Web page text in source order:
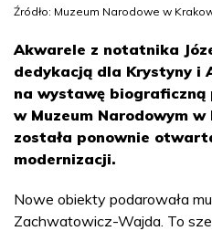
Źródło: Muzeum Narodowe w
Akwarele z notatnika
dedykacją dla Krystyny i
na wystawę biograficzną
w Muzeum Narodowym
została ponownie
modernizacji.
Nowe obiekty podarowała
Zachwatowicz-Wajda. To